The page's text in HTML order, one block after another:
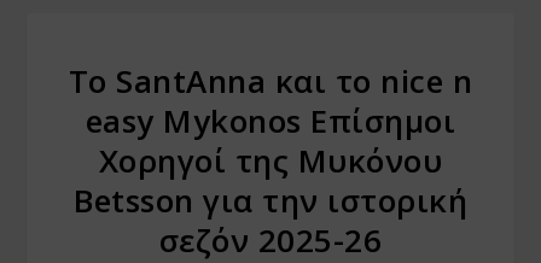
Το SantAnna και το nice n
easy Mykonos Επίσημοι
Χορηγοί της Μυκόνου
Betsson για την ιστορική
σεζόν 2025-26